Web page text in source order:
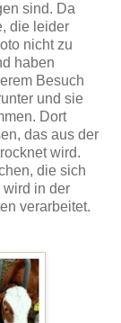
sind. Da
die leider
nicht zu
haben
Besuch
und sie
Dort
das aus der
wird.
die sich
in der
verarbeitet.